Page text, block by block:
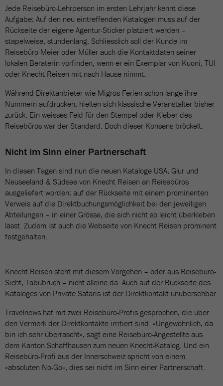
Jede Reisebüro-Lehrperson im ersten Lehrjahr kennt diese
Aufgabe: Auf den neu eintreffenden Katalogen muss auf der
Rückseite der eigene Agentur-Sticker platziert werden –
stapelweise, stundenlang. Schliesslich soll der Kunde im
Reisebüro Meier oder Müller auch die Kontaktdaten seiner
lokalen Beraterin vorfinden, wenn er ein Exemplar von Kuoni, TUI
oder Knecht Reisen mit nach Hause nimmt.
Während Direktanbieter wie Migros Ferien schon lange ihre
Nummern aufdrucken, hielten sich klassische Veranstalter bisher
zurück. Ein weisses Feld für den Stempel oder Kleber des
Reisebüros war der Standard. Doch dieser Konsens bröckelt.
Nicht im Sinn einer Partnerschaft
In diesen Tagen sind nun die neuen Kataloge USA, Glur und
Neuseeland & Südsee von Knecht Reisen an Reisebüros
ausgeliefert worden: auf der Rückseite mit einem prominenten
Verweis auf die Direktbuchungsmöglichkeit bei den jeweiligen
Abteilungen – in einer Grösse, die sich nicht so leicht überkleben
lässt. Zudem ist auch die Webseite von Knecht Reisen prominent
festgehalten.
Knecht Reisen steht mit diesem Vorgehen – oder aus Reisebüro-
Sicht, Tabubruch – nicht alleine da. Auch auf der Rückseite des
Kataloges von Private Safaris ist der Direktkontakt unübersehbar.
Travelnews hat mit zwei Reisebüro-Profis gesprochen, die über
den Vermerk der Direktkontakte irritiert sind. «Ungewöhnlich, da
bin ich sehr überrascht», sagt eine Reisebüro-Angestellte aus
dem Kanton Schaffhausen zum neuen Knecht-Katalog. Und ein
Reisebüro-Profi aus der Innerschweiz spricht von einem
«absoluten No-Go», dies sei nicht im Sinn einer Partnerschaft.